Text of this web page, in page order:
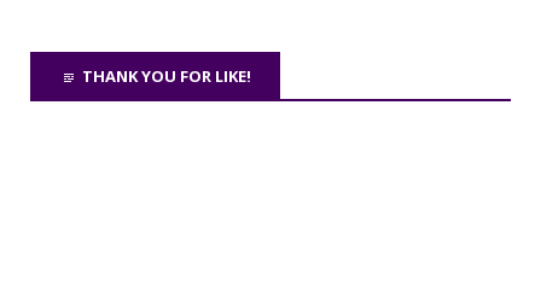
THANK YOU FOR LIKE!